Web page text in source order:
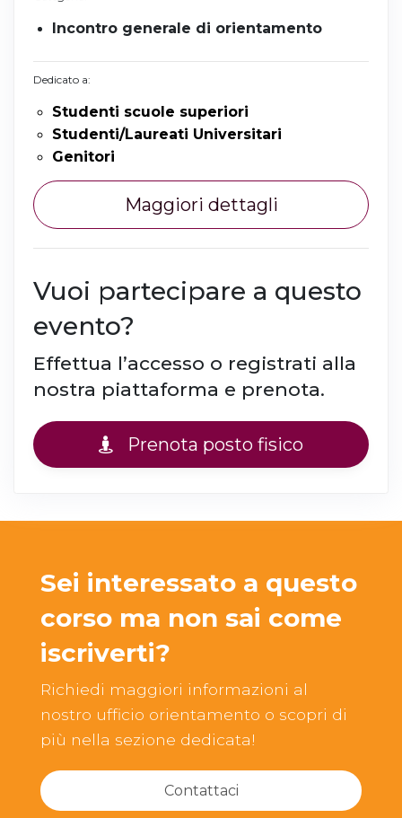
Incontro generale di orientamento
Dedicato a:
Studenti scuole superiori
Studenti/Laureati Universitari
Genitori
Maggiori dettagli
Vuoi partecipare a questo
evento?
Effettua l’accesso o registrati alla
nostra piattaforma e prenota.
Prenota posto fisico
Sei interessato a questo
corso ma non sai come
iscriverti?
Richiedi maggiori informazioni al
nostro ufficio orientamento o scopri di
più nella sezione dedicata!
Contattaci